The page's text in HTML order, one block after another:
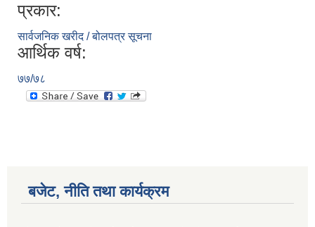
प्रकार:
सार्वजनिक खरीद / बोलपत्र सूचना
आर्थिक वर्ष:
७७/७८
बजेट, नीति तथा कार्यक्रम